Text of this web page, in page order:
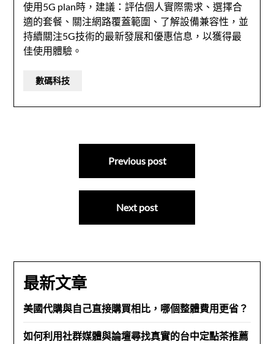
使用5G plan時，建議：評估個人實際需求、選擇合
適的套餐、關注網路覆蓋範圍、了解設備兼容性，並
持續關注5G技術的最新發展和優惠信息，以獲得最
佳使用體驗。
數碼科技
Previous post
Next post
最新文章
美國代購與自己直接購買相比，哪個整體費用更省？
如何利用社群媒體與論壇尋找真實的台中定點茶推薦